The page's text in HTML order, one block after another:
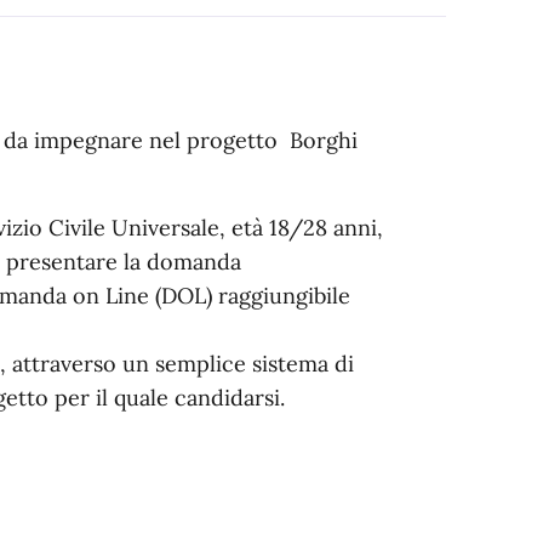
impegnare nel progetto Borghi
Civile Universale, età 18/28 anni,
la domanda
on Line (DOL) raggiungibile
attraverso un semplice sistema di
per il quale candidarsi.